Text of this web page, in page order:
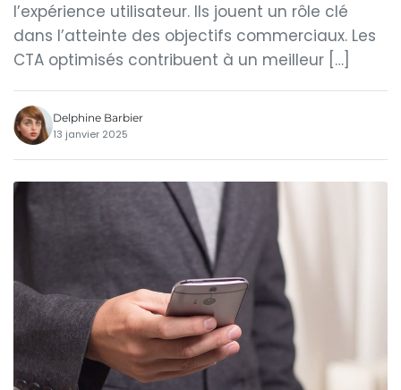
l’expérience utilisateur. Ils jouent un rôle clé
dans l’atteinte des objectifs commerciaux. Les
CTA optimisés contribuent à un meilleur […]
Delphine Barbier
13 janvier 2025